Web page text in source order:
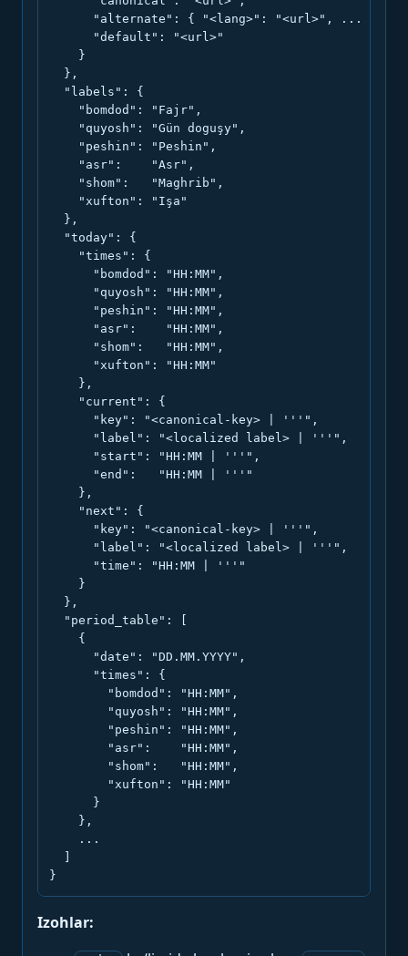
      "alternate": { "<lang>": "<url>", ... },
      "default": "<url>"
    }
  },
  "labels": {
    "bomdod": "Fajr",
    "quyosh": "Gün doguşy",
    "peshin": "Peshin",
    "asr":    "Asr",
    "shom":   "Maghrib",
    "xufton": "Işa"
  },
  "today": {
    "times": {
      "bomdod": "HH:MM",
      "quyosh": "HH:MM",
      "peshin": "HH:MM",
      "asr":    "HH:MM",
      "shom":   "HH:MM",
      "xufton": "HH:MM"
    },
    "current": {
      "key": "<canonical-key> | '''",
      "label": "<localized label> | '''",
      "start": "HH:MM | '''",
      "end":   "HH:MM | '''"
    },
    "next": {
      "key": "<canonical-key> | '''",
      "label": "<localized label> | '''",
      "time": "HH:MM | '''"
    }
  },
  "period_table": [
    {
      "date": "DD.MM.YYYY",
      "times": {
        "bomdod": "HH:MM",
        "quyosh": "HH:MM",
        "peshin": "HH:MM",
        "asr":    "HH:MM",
        "shom":   "HH:MM",
        "xufton": "HH:MM"
      }
    },
    ...
}
Izohlar: